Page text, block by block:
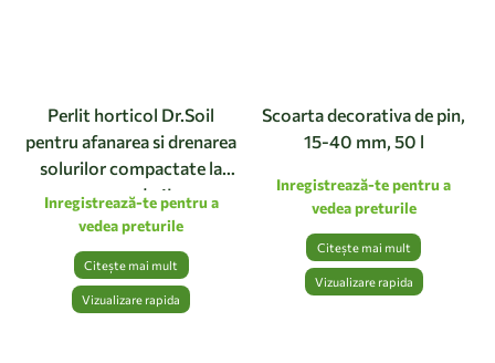
Perlit horticol Dr.Soil
pentru afanarea si drenarea
solurilor compactate la
punga de 1L
Inregistrează-te pentru a
vedea preturile
Citește mai mult
Vizualizare rapida
Scoarta decorativa de pin,
15-40 mm, 50 l
Inregistrează-te pentru a
vedea preturile
Citește mai mult
Vizualizare rapida